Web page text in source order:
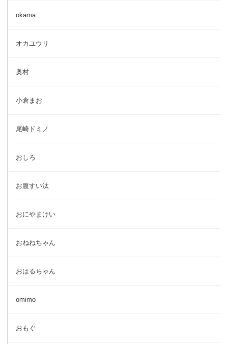
okama
オカユウリ
奥村
小倉まお
尾崎ドミノ
おしろ
お腹すい汰
おにやまけい
おねねちゃん
おはるちゃん
omimo
おもぐ